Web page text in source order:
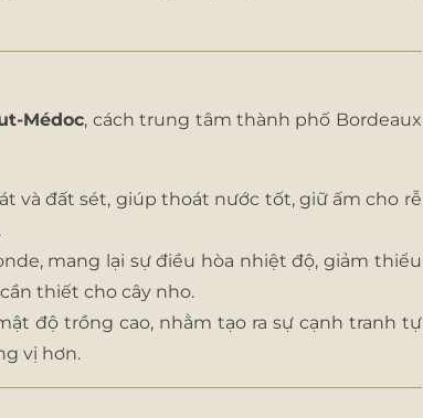
Médoc, cách trung tâm thành phố Bordeaux
và đất sét, giúp thoát nước tốt, giữ ấm cho rễ
mang lại sự điều hòa nhiệt độ, giảm thiểu
thiết cho cây nho.
độ trồng cao, nhằm tạo ra sự cạnh tranh tự
vị hơn.